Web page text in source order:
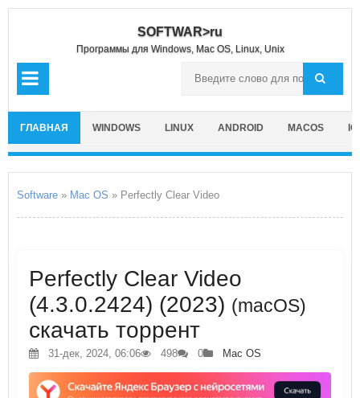
SOFTWAR>ru
Программы для Windows, Mac OS, Linux, Unix
ГЛАВНАЯ WINDOWS LINUX ANDROID MACOS
Software » Mac OS » Perfectly Clear Video
Perfectly Clear Video
(4.3.0.2424) (2023) (macOS)
скачать торрент
31-дек, 2024, 06:06 498 0 Mac OS